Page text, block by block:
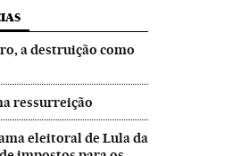
a destruição como
ressurreição
eleitoral de Lula da